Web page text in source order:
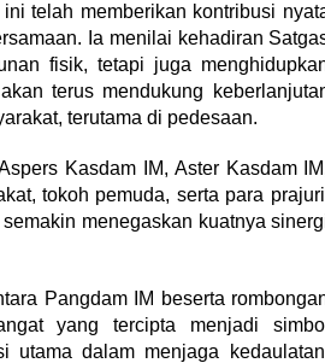
telah memberikan kontribusi
Ia menilai kehadiran
fisik, tetapi juga
terus mendukung
terutama di pedesaan.
Kasdam IM, Aster Kasdam
tokoh pemuda, serta para
menegaskan kuatnya
Pangdam IM beserta
yang tercipta menjadi simbol
utama dalam menjaga